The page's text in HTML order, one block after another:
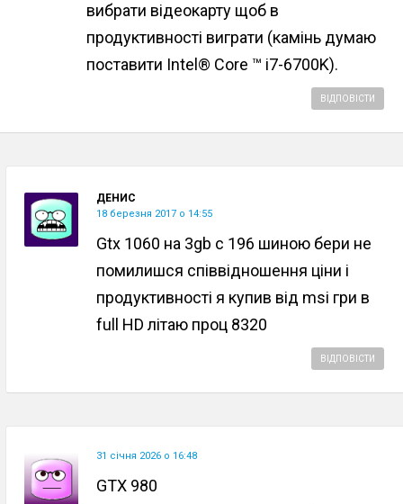
вибрати відеокарту щоб в
продуктивності виграти (камінь думаю
поставити Intel® Core ™ i7-6700K).
ВІДПОВІСТИ
ДЕНИС
18 березня 2017 о 14:55
Gtx 1060 на 3gb c 196 шиною бери не
помилишся співвідношення ціни і
продуктивності я купив від msi гри в
full HD літаю проц 8320
ВІДПОВІСТИ
31 січня 2026 о 16:48
GTX 980